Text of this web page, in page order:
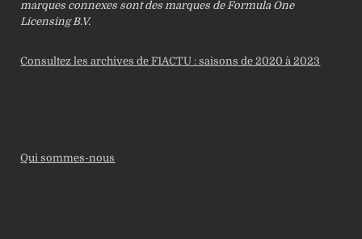
marques connexes sont des marques de Formula One
Licensing B.V.
Consultez les archives de F1ACTU : saisons de 2020 à 2023
Qui sommes-nous